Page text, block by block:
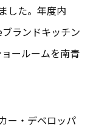
した。年度内
ランドキッチン
ールームを南青
ー・デベロッパ